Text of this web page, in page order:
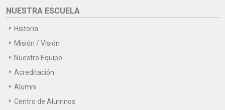
NUESTRA ESCUELA
Historia
Misión / Visión
Nuestro Equipo
Acreditación
Alumni
Centro de Alumnos